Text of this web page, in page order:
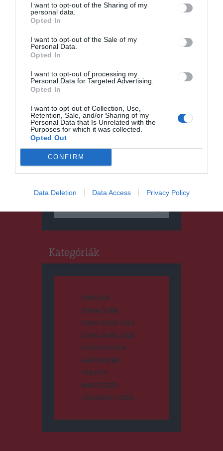
I want to opt-out of the Sharing of my
personal data.
Opted In
I want to opt-out of the Sale of my
Personal Data.
Opted In
I want to opt-out of processing my
Personal Data for Targeted Advertising.
Opted In
I want to opt-out of Collection, Use,
Retention, Sale, and/or Sharing of my
Personal Data that Is Unrelated with the
Purposes for which it was collected.
Opted Out
CONFIRM
Data Deletion Data Access Privacy Policy
HÍRLISTA
osztályban tértek át csoportok
távoktatásra
Keresés
Kategóriák
CSÍKSZÉK
DUMA DUBA
DUMA DUBA 2024
DUMA DUBA 2026
GYERGYÓSZÉK
HÁROMSZÉK
HÍRLISTA
MAROSSZÉK
UDVARHELYSZÉK